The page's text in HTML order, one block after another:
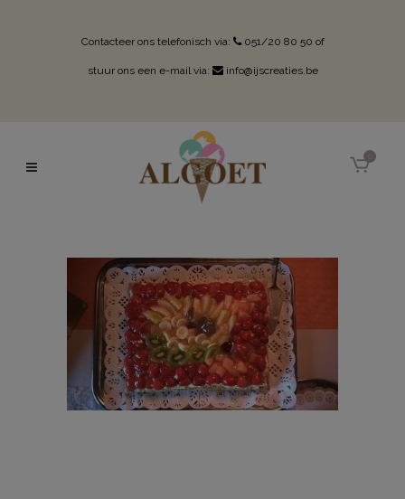
Contacteer ons telefonisch via: 051/20 80 50 of
stuur ons een e-mail via: info@ijscreaties.be
0